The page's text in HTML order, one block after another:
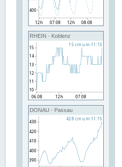
RHEIN - Koblenz
DONAU - Passau